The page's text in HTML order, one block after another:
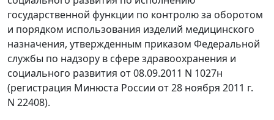
государственной функции по контролю за оборотом
и порядком использования изделий медицинского
назначения, утвержденным приказом Федеральной
службы по надзору в сфере здравоохранения и
социального развития от 08.09.2011 N 1027н
(регистрация Минюста России от 28 ноября 2011 г.
N 22408).